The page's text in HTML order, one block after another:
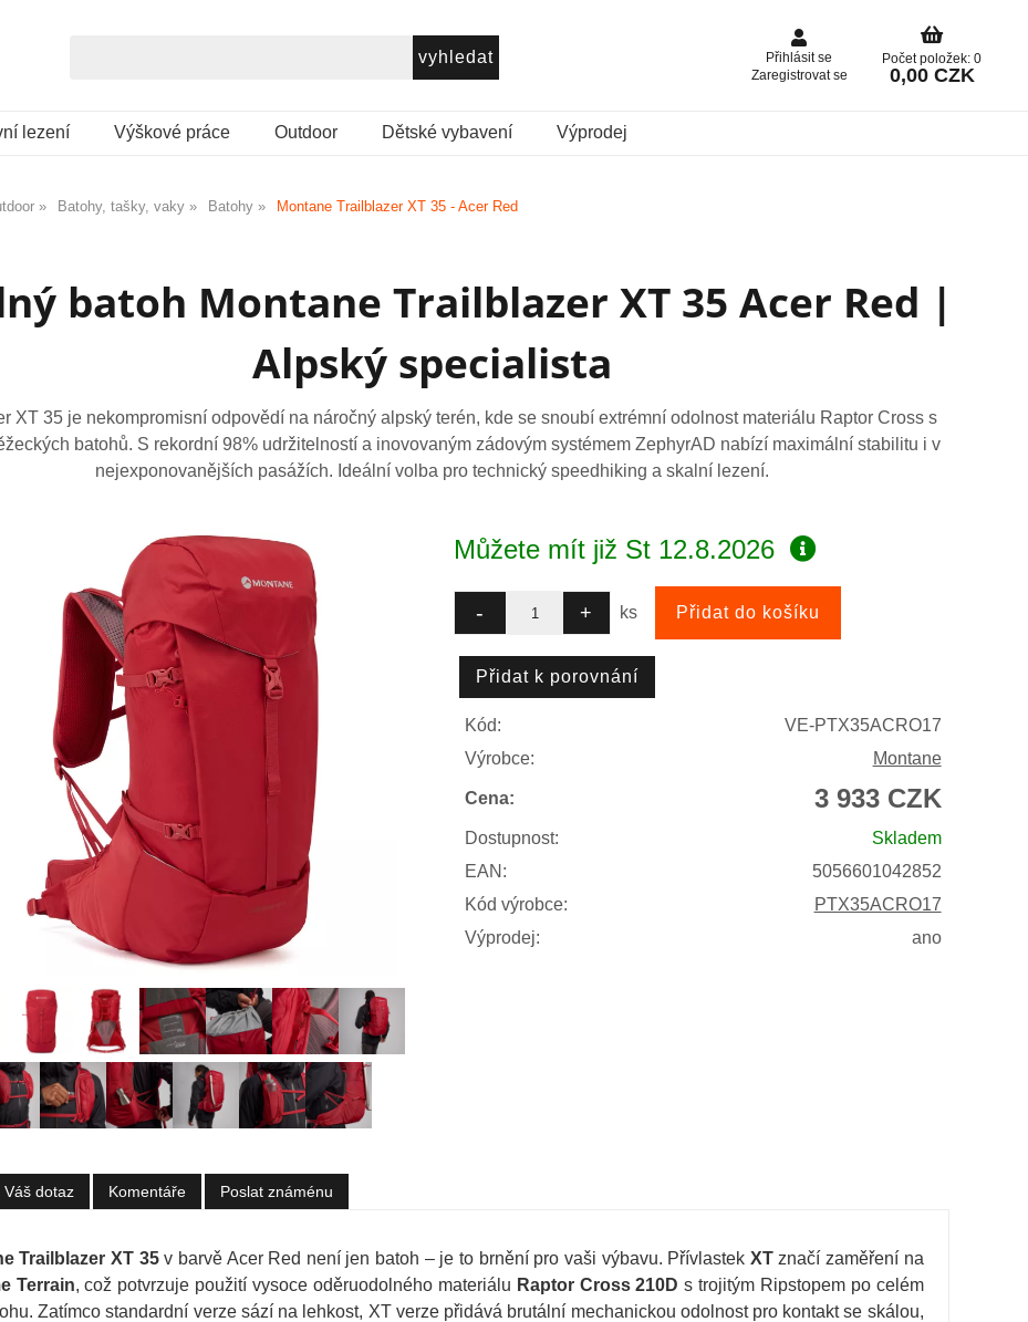
Přihlásit se
Zaregistrovat se
Počet položek: 0
0,00 CZK
lezení Výškové práce Outdoor Dětské vybavení Výprodej
Batohy, tašky, vaky Batohy Montane Trailblazer XT 35 - Acer Red
batoh Montane Trailblazer XT 35 Acer Red |
Alpský specialista
XT 35 je nekompromisní odpovědí na náročný alpský terén, kde se snoubí extrémní odolnost materiálu Raptor Cross s
batohů. S rekordní 98% udržitelností a inovovaným zádovým systémem ZephyrAD nabízí maximální stabilitu i v
nejexponovanějších pasážích. Ideální volba pro technický speedhiking a skalní lezení.
Můžete mít již St 12.8.2026
ks
Kód:
VE-PTX35ACRO17
Výrobce:
Montane
Cena: 3 933 CZK
Dostupnost:
Skladem
EAN:
5056601042852
Kód výrobce:
PTX35ACRO17
Výprodej:
ano
Váš dotaz Komentáře Poslat známénu
Trailblazer XT 35v barvě Acer Red není jen batoh – je to brnění pro vaši výbavu. Přívlastek XTznačí zaměření na
Terrain, což potvrzuje použití vysoce oděruodolného materiálu Raptor Cross 210D s trojitým Ripstopem po celém
Zatímco standardní verze sází na lehkost, XT verze přidává brutální mechanickou odolnost pro kontakt se skálou,